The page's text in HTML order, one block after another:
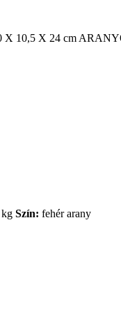
X 10,5 X 24 cm
Szín: fehér arany